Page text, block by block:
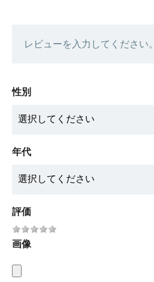
レビューを入力してください。
性別
年代
評価
画像